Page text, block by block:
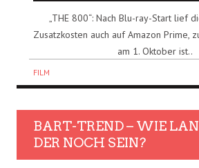
„THE 800“: Nach Blu-ray-Start lief
Zusatzkosten auch auf Amazon Prime,
am 1. Oktober ist..
FILM
BART-TREND – WIE
DER NOCH SEIN?